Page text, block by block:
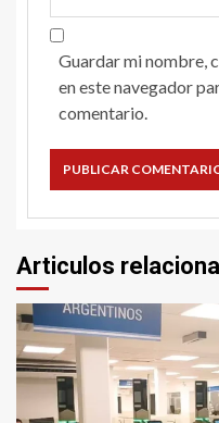
Guardar mi nombre,
en este navegador
comentario.
Articulos